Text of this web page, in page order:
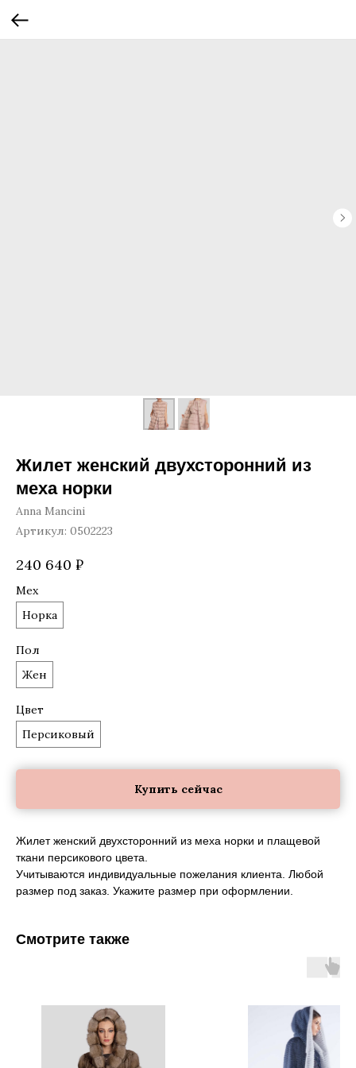
Жилет женский двухсторонний из
меха норки
Anna Mancini
Артикул: 0502223
240 640 ₽
Мех
Норка
Пол
Жен
Цвет
Персиковый
Купить сейчас
Жилет женский двухсторонний из меха норки и плащевой
ткани персикового цвета.
Учитываются индивидуальные пожелания клиента. Любой
размер под заказ. Укажите размер при оформлении.
Смотрите также